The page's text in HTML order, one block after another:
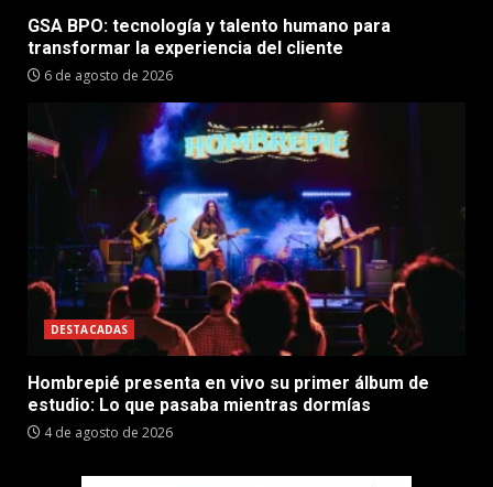
GSA BPO: tecnología y talento humano para
transformar la experiencia del cliente
6 de agosto de 2026
DESTACADAS
Hombrepié presenta en vivo su primer álbum de
estudio: Lo que pasaba mientras dormías
4 de agosto de 2026